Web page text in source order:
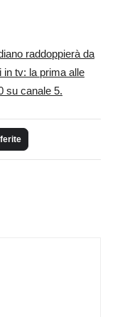
raddoppierà da
in tv: la prima alle
su canale 5.